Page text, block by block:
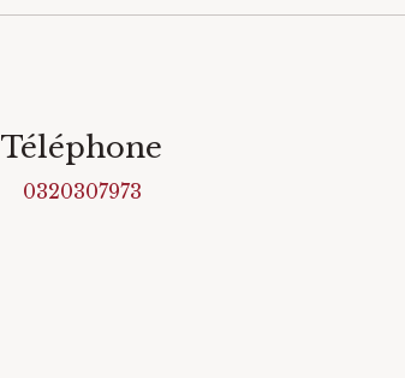
Téléphone
0320307973